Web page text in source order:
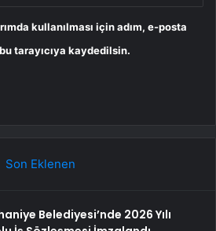
kullanılması için adım, e-posta
tarayıcıya kaydedilsin.
Son Eklenen
Belediyesi’nde 2026 Yılı